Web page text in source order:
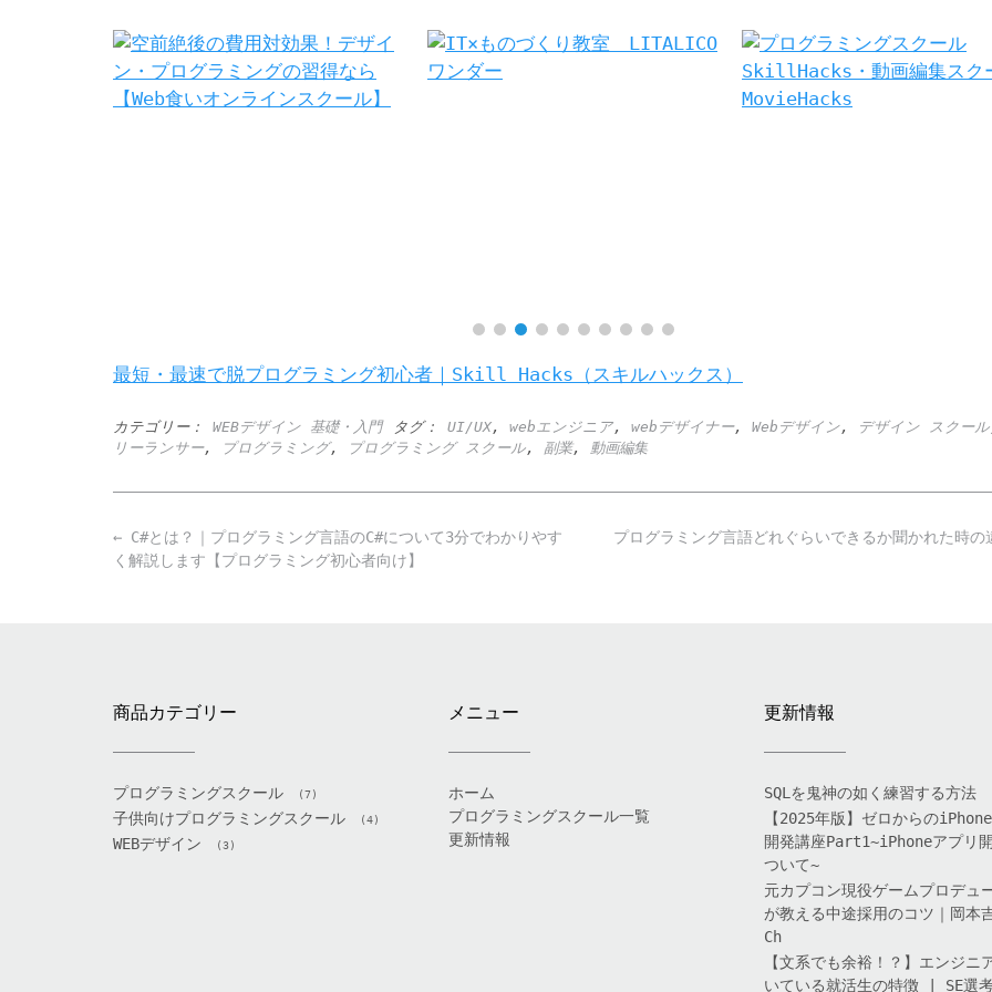
最短・最速で脱プログラミング初心者｜Skill Hacks（スキルハックス）
カテゴリー： WEBデザイン 基礎・入門 タグ： UI/UX, webエンジニア, webデザイナー, Webデザイン, デザイン スクール
リーランサー, プログラミング, プログラミング スクール, 副業, 動画編集
Post
navigation
プログラミング言語どれぐらいできるか聞かれた時
← C#とは？｜プログラミング言語のC#について3分でわかりやす
く解説します【プログラミング初心者向け】
商品カテゴリー
プログラミングスクール (7)
子供向けプログラミングスクール (4)
WEBデザイン (3)
メニュー
ホーム
プログラミングスクール一覧
更新情報
更新情報
SQLを鬼神の如く練習する方法
【2025年版】ゼロからの
開発講座Part1~iPhoneアプリ
ついて~
元カプコン現役ゲームプロデュ
が教える中途採用のコツ｜岡本
Ch
【文系でも余裕！？】エンジニ
いている就活生の特徴 | SE選